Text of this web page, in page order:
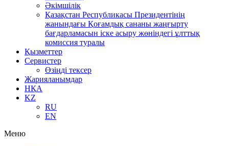
Әкімшілік
Қазақстан Республикасы Президентінің
жанындағы Қоғамдық сананы жаңғырту
бағдарламасын іске асыру жөніндегі ұлттық
комиссия туралы
Қызметтер
Сервистер
Өзіңді тексер
Жарияланымдар
НҚА
KZ
RU
EN
Меню